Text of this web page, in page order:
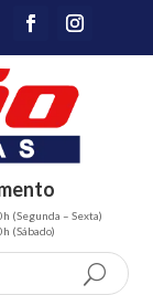
– Sexta)